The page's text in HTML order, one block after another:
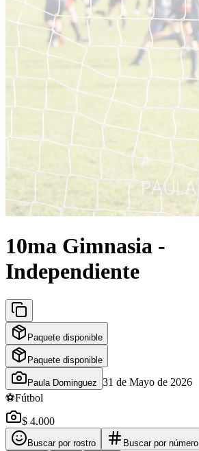
10ma Gimnasia -
Independiente
Paquete disponible
Paquete disponible
Paula Dominguez 31 de Mayo de 2026
⚽Fútbol
$ 4.000
Buscar por rostro
Buscar por número